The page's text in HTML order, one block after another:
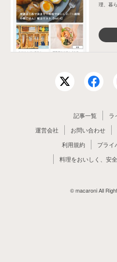
理、暮
記事一覧
ラ
運営会社
お問い合わせ
利用規約
プライ
料理をおいしく、安
© macaroni All